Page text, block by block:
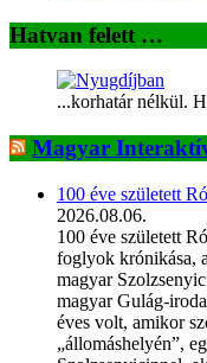
Hatvan felett …
...korhatár nélkül.
Magyar
100 éve született
2026.08.06.
100 éve született
foglyok krónikása,
magyar
magyar Gulág-
éves volt, amikor
„állomáshelyén”,